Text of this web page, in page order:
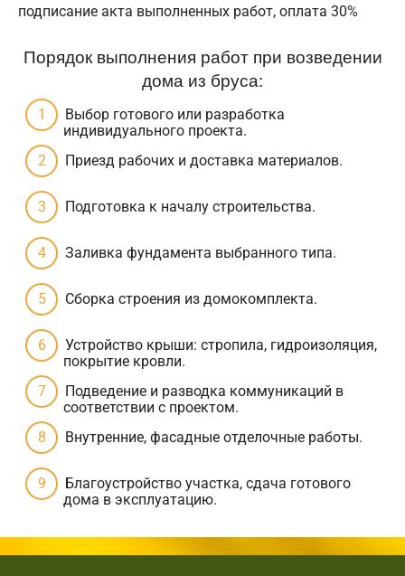
подписание акта выполненных работ, оплата 30%
Порядок выполнения работ при возведении
дома из бруса:
Выбор готового или разработка
индивидуального проекта.
Приезд рабочих и доставка материалов.
Подготовка к началу строительства.
Заливка фундамента выбранного типа.
Сборка строения из домокомплекта.
Устройство крыши: стропила, гидроизоляция,
покрытие кровли.
Подведение и разводка коммуникаций в
соответствии с проектом.
Внутренние, фасадные отделочные работы.
Благоустройство участка, сдача готового
дома в эксплуатацию.